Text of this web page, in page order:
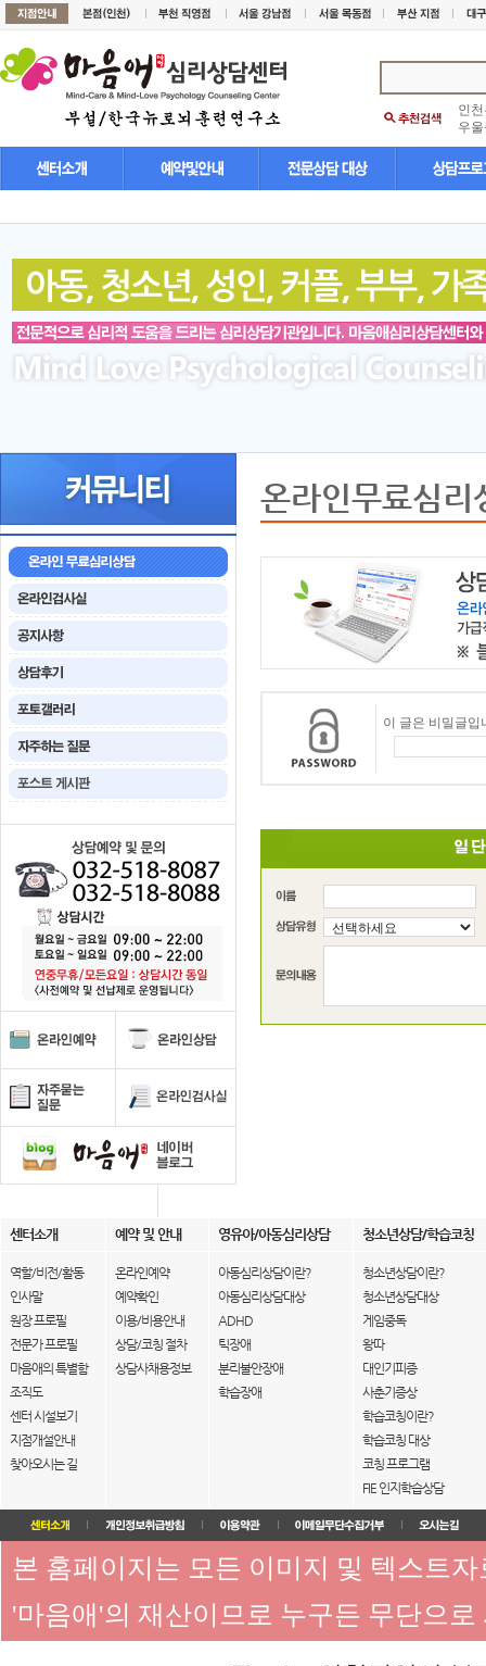
인
우
온라인무료심리
이 글은 비밀글입
센터소개 예약 및 안내 영유아/아동심리상담 청소년상담/학습코칭
역할/비전/활동
인사말
원장 프로필
전문가 프로필
마음애의 특별함
조직도
센터 시설보기
지점개설안내
찾아오시는 길
온라인예약
예약확인
이용/비용안내
상담/코칭 절차
상담사채용정보
아동심리상담이란?
아동심리상담대상
ADHD
틱장애
분리불안장애
학습장애
청소년상담이란?
청소년상담대상
게임중독
왕따
대인기피증
사춘기증상
학습코칭이란?
학습코칭 대상
코칭 프로그램
FIE 인지학습상담
본 홈페이지는 모든 이미지 및 텍스트
'마음애'의 재산이므로 누구든 무단으